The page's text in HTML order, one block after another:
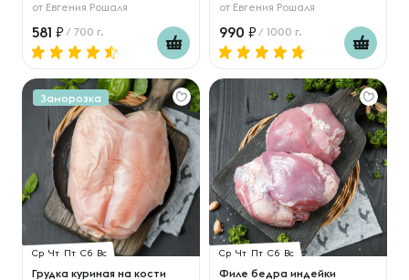
от Евгения Рошаля
581 / 700 г.
от Евгения Рошаля
990 / 1000 г.
Заморозка
Ср Чт Пт Сб Вс
Грудка куриная на кости
Ср Чт Пт Сб Вс
Филе бедра индейки